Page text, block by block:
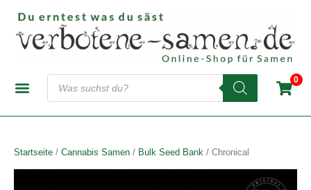
Inhalt
springen
Products
search
0
Startseite / Cannabis Samen / Bulk Seed Bank / Chronical